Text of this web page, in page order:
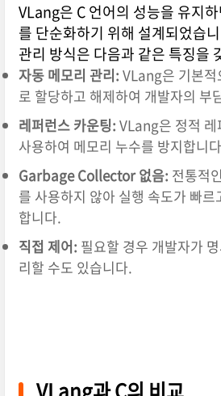
VLang은 C 언어의 성능을 유지
를 단순화하기 위해 설계되었습
관리 방식은 다음과 같은 특징을
자동 메모리 관리: VLang은 기본적
로 할당하고 해제하여 개발자의 부
레퍼런스 카운팅: VLang은 정적
사용하여 메모리 누수를 방지합니
Garbage Collector 없음: 전통적
를 사용하지 않아 실행 속도가 빠
합니다.
직접 제어: 필요할 경우 개발자가
리할 수도 있습니다.